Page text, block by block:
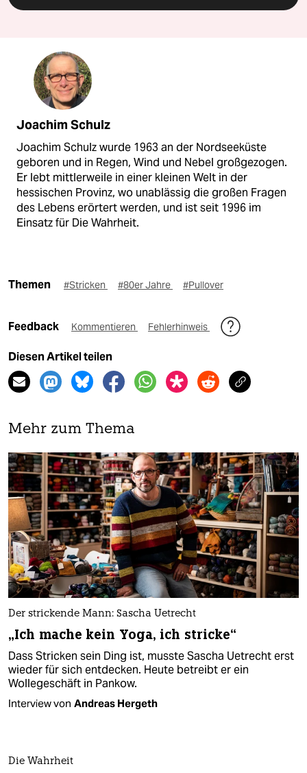
Joachim Schulz
Joachim Schulz wurde 1963 an der Nordseeküste
geboren und in Regen, Wind und Nebel großgezogen.
Er lebt mittlerweile in einer kleinen Welt in der
hessischen Provinz, wo unablässig die großen Fragen
des Lebens erörtert werden, und ist seit 1996 im
Einsatz für Die Wahrheit.
Themen #Stricken #80er Jahre #Pullover
Feedback Kommentieren Fehlerhinweis
Diesen Artikel teilen
Mehr zum Thema
Der strickende Mann: Sascha Uetrecht
„Ich mache kein Yoga, ich stricke“
Dass Stricken sein Ding ist, musste Sascha Uetrecht erst
wieder für sich entdecken. Heute betreibt er ein
Wollegeschäft in Pankow.
Interview von Andreas Hergeth
Die Wahrheit